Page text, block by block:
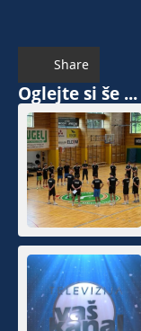
Share
Oglejte si še ...